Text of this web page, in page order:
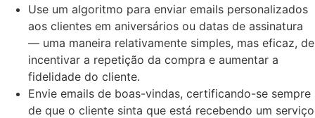
Use um algoritmo para enviar emails personalizados
aos clientes em aniversários ou datas de assinatura
— uma maneira relativamente simples, mas eficaz, de
incentivar a repetição da compra e aumentar a
fidelidade do cliente.
Envie emails de boas-vindas, certificando-se sempre
de que o cliente sinta que está recebendo um serviço